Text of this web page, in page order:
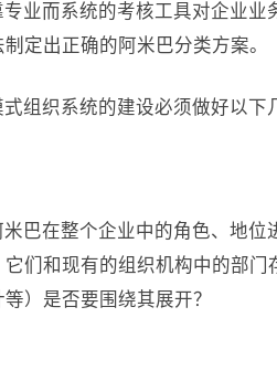
业而系统的考核工具对企业
定出正确的阿米巴分类方案。
组织系统的建设必须做好以下
巴在整个企业中的角色、地
们和现有的组织机构中的部
）是否要围绕其展开？